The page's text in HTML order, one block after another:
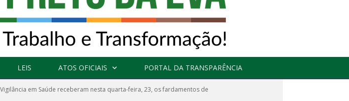
LEIS ATOS OFICIAIS PORTAL DA TRANSPARÊNCIA
em Saúde receberam nesta quarta-feira, 23, os fardamentos de